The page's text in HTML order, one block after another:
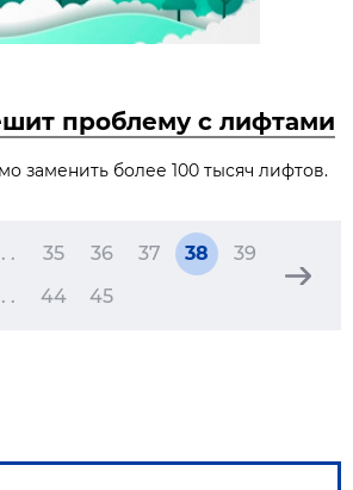
проблему с лифтами
заменить более 100 тысяч лифтов.
. 35 36 37 38
39
. 44 45